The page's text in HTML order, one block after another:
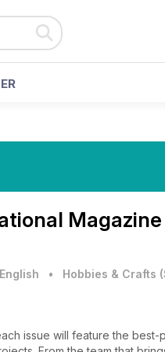
Magazine
• Hobbies & Crafts (
issue will feature the best-